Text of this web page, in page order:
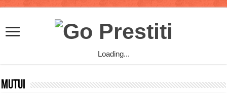
Loading...
Mutui